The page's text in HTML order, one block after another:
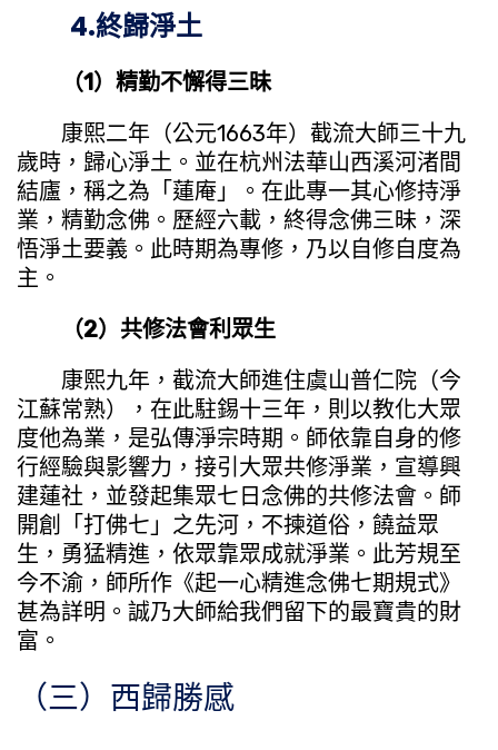
4.終歸淨土
（1）精勤不懈得三昧
康熙二年（公元1663年）截流大師三十九
歲時，歸心淨土。並在杭州法華山西溪河渚間
結廬，稱之為「蓮庵」。在此專一其心修持淨
業，精勤念佛。歷經六載，終得念佛三昧，深
悟淨土要義。此時期為專修，乃以自修自度為
主。
（2）共修法會利眾生
康熙九年，截流大師進住虞山普仁院（今
江蘇常熟），在此駐錫十三年，則以教化大眾
度他為業，是弘傳淨宗時期。師依靠自身的修
行經驗與影響力，接引大眾共修淨業，宣導興
建蓮社，並發起集眾七日念佛的共修法會。師
開創「打佛七」之先河，不揀道俗，饒益眾
生，勇猛精進，依眾靠眾成就淨業。此芳規至
今不渝，師所作《起一心精進念佛七期規式》
甚為詳明。誠乃大師給我們留下的最寶貴的財
富。
（三）西歸勝感